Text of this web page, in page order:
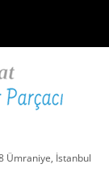
Ümraniye, İstanbul